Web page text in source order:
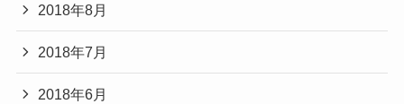
2018年8月
2018年7月
2018年6月